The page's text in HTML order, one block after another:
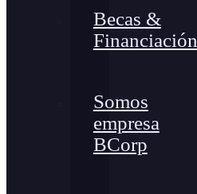
Becas &
Financiación
Somos
empresa
BCorp